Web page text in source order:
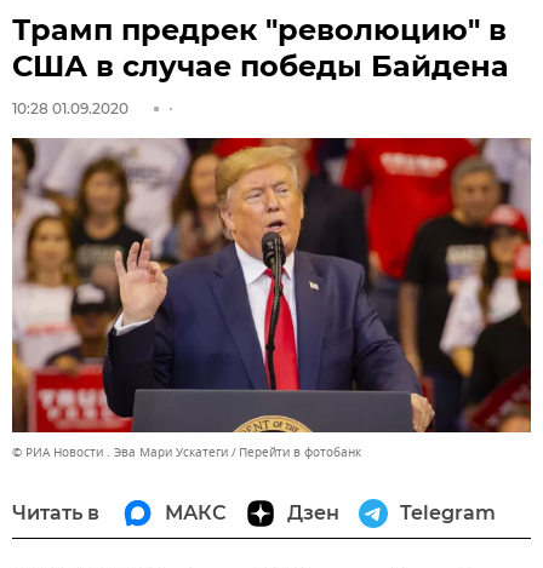
Трамп предрек "революцию" в
США в случае победы Байдена
10:28 01.09.2020
© РИА Новости . Эва Мари Ускатеги Перейти в фотобанк
Читать в МАКС Дзен Telegram